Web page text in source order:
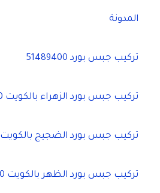
المدونة
تركيب جبس بورد 51489400
تركيب جبس بورد الزهراء بالكويت 51489400
تركيب جبس بورد الضجيج بالكويت 51489400
تركيب جبس بورد الظهر بالكويت 51489400